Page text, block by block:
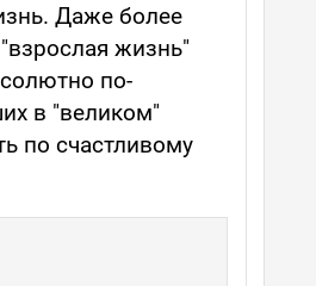
Даже более
жизнь"
по-
в "великом"
по счастливому